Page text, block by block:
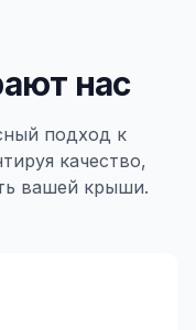
нас
подход к
качество,
вашей крыши.